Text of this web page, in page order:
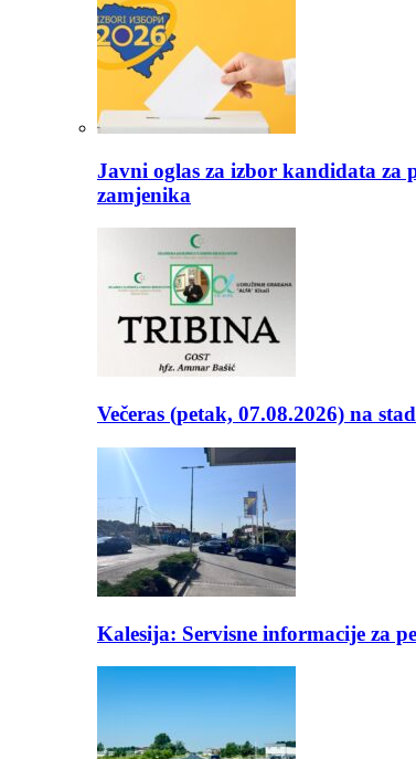
Javni oglas za izbor kandidata za
zamjenika
Večeras (petak, 07.08.2026) na
Kalesija: Servisne informacije za